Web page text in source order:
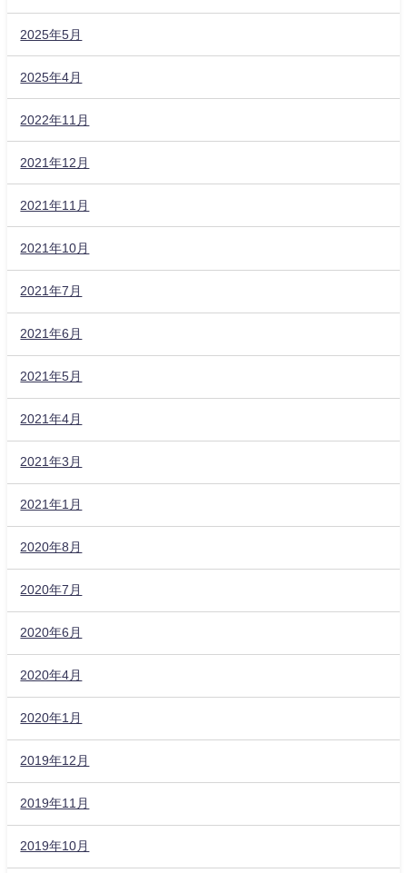
2025年5月
2025年4月
2022年11月
2021年12月
2021年11月
2021年10月
2021年7月
2021年6月
2021年5月
2021年4月
2021年3月
2021年1月
2020年8月
2020年7月
2020年6月
2020年4月
2020年1月
2019年12月
2019年11月
2019年10月